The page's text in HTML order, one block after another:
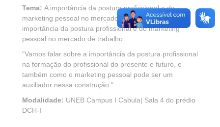
Tema: A importância da postura profissional e do
marketing pessoal no mercado de trabalho. A
importância da postura profissional e do marketing
pessoal no mercado de trabalho.
"Vamos falar sobre a importância da postura profissional
na formação do profissional do presente e futuro, e
também como o marketing pessoal pode ser um
auxiliador nessa construção."
Modalidade: UNEB Campus I Cabula| Sala 4 do prédio
DCH-I